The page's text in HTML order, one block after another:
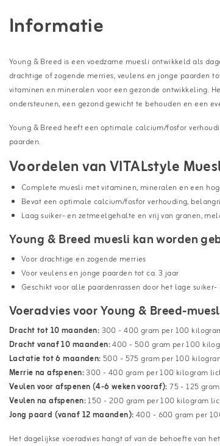
Informatie
Young & Breed is een voedzame muesli ontwikkeld als
drachtige of zogende merries, veulens en jonge paarden
vitaminen en mineralen voor een gezonde ontwikkeling.
ondersteunen, een gezond gewicht te behouden en een
Young & Breed heeft een optimale calcium/fosfor
paarden.
Voordelen van VITALstyle
Complete muesli met vitaminen, mineralen en een
Bevat een optimale calcium/fosfor verhouding,
Laag suiker- en zetmeelgehalte en vrij van granen,
Young & Breed muesli kan worden
Voor drachtige en zogende merries
Voor veulens en jonge paarden tot ca. 3 jaar
Geschikt voor alle paardenrassen door het lage
Voeradvies voor Young & Breed-
Dracht tot 10 maanden:300 - 400 gram per 100
Dracht vanaf 10 maanden:400 - 500 gram per 100
Lactatie tot 6 maanden:500 - 575 gram per 100
Merrie na afspenen:300 - 400 gram per 100 kilogram
Veulen voor afspenen (4-6 weken vooraf):75 - 125
Veulen na afspenen:150 - 200 gram per 100 kilogram
Jong paard (vanaf 12 maanden):400 - 600 gram per
Het dagelijkse voeradvies hangt af van de behoefte van